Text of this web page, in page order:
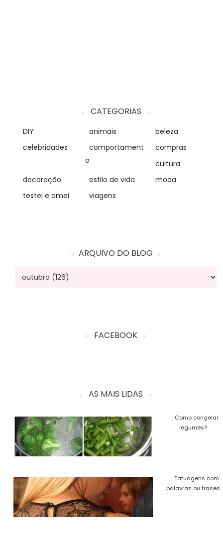
CATEGORIAS
DIY animais
beleza
celebridades
comportament
o
compras
cultura
decoração
estilo de vida
moda
testei e amei
viagens
ARQUIVO DO BLOG
FACEBOOK
AS MAIS LIDAS
Como congelar
legumes?
Tatuagens com
palavras ou frases